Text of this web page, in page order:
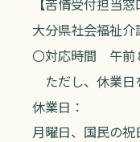
大分県社会福祉
〇対応時間 午前
ただし、休業日
休業日：
月曜日、国民の